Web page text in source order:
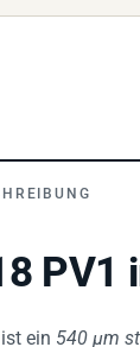
PV1
ist ein 540 µm